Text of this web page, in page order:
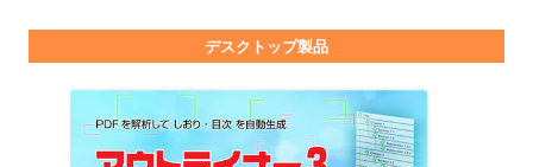
デスクトップ製品